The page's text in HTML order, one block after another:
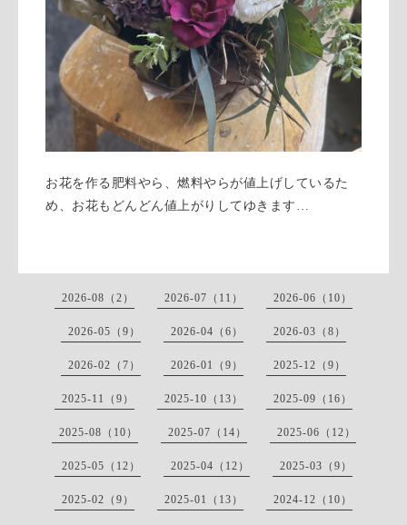
お花を作る肥料やら、燃料やらが値上げしているた
め、お花もどんどん値上がりしてゆきます…
2026-08（2） 2026-07（11） 2026-06（10）
2026-05（9） 2026-04（6） 2026-03（8）
2026-02（7） 2026-01（9） 2025-12（9）
2025-11（9） 2025-10（13） 2025-09（16）
2025-08（10） 2025-07（14） 2025-06（12）
2025-05（12） 2025-04（12） 2025-03（9）
2025-02（9） 2025-01（13） 2024-12（10）